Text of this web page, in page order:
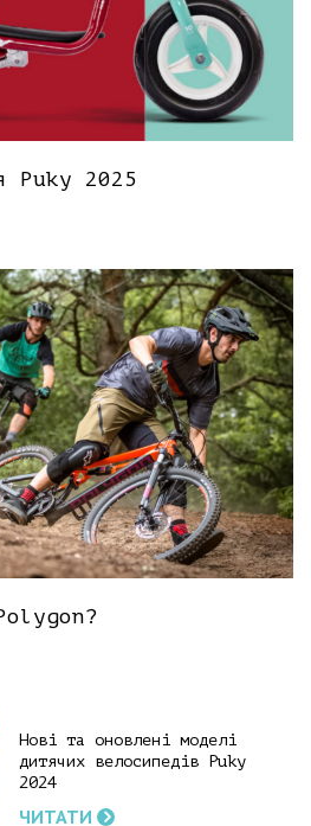
Puky 2025
Нові та оновлені моделі
дитячих велосипедів Puky
2024
ЧИТАТИ